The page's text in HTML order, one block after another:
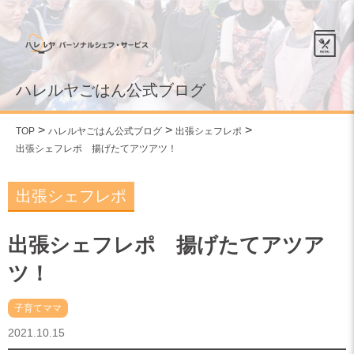
ハレルヤごはん公式ブログ
TOP ハレルヤごはん公式ブログ
出張シェフレポ
出張シェフレポ 揚げたてアツアツ！
出張シェフレポ 揚げたてアツア
ツ！
出張シェフレポ
子育てママ
2021.10.15